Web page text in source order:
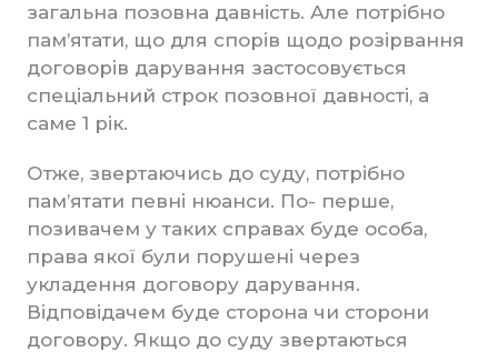
загальна позовна давність. Але потрібно
пам’ятати, що для спорів щодо розірвання
договорів дарування застосовується
спеціальний строк позовної давності, а
саме 1 рік.
Отже, звертаючись до суду, потрібно
пам’ятати певні нюанси. По- перше,
позивачем у таких справах буде особа,
права якої були порушені через
укладення договору дарування.
Відповідачем буде сторона чи сторони
договору. Якщо до суду звертаються